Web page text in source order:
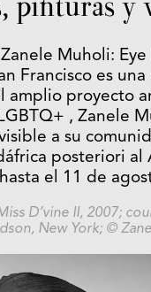
Muholi: Eye
Francisco es una
amplio proyecto
, Zanele
a su
posteriori al
el 11 de
D’vine II, 2007;
New York; ©